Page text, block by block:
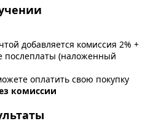
добавляется комиссия 2% +
послеплаты (наложенный
оплатить свою покупку
комиссии